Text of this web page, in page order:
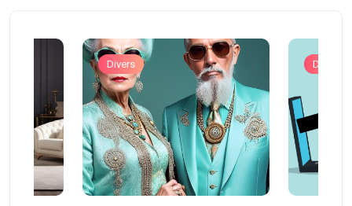
Divers Divers